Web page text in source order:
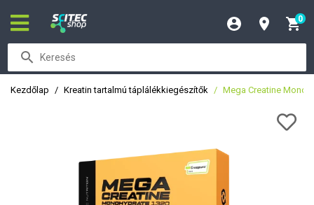
0
Kezdőlap Kreatin tartalmú táplálékkiegészítők Mega Creatine